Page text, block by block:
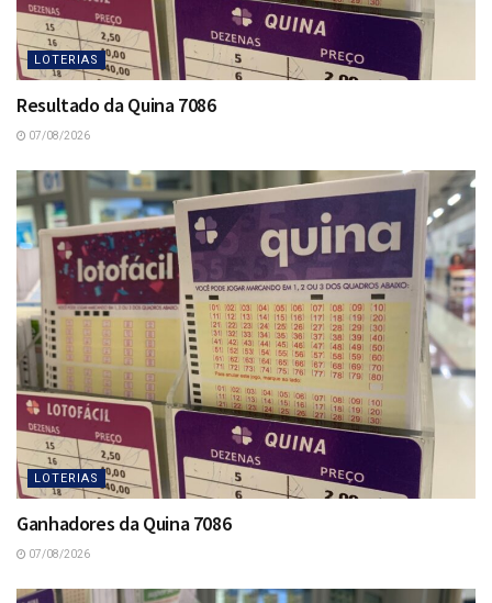
LOTERIAS
Resultado da Quina 7086
07/08/2026
LOTERIAS
Ganhadores da Quina 7086
07/08/2026